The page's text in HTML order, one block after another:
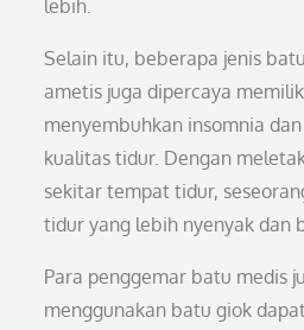
lebih.
Selain itu, beberapa jenis
ametis juga dipercaya
menyembuhkan insomnia
kualitas tidur. Dengan
sekitar tempat tidur,
tidur yang lebih nyenyak dan
Para penggemar batu medis
menggunakan batu giok